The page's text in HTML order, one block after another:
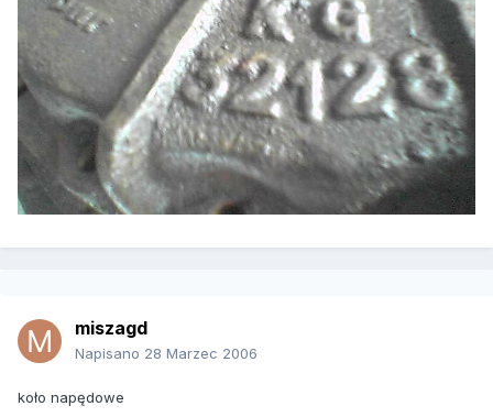
miszagd
Napisano 28 Marzec 2006
koło napędowe